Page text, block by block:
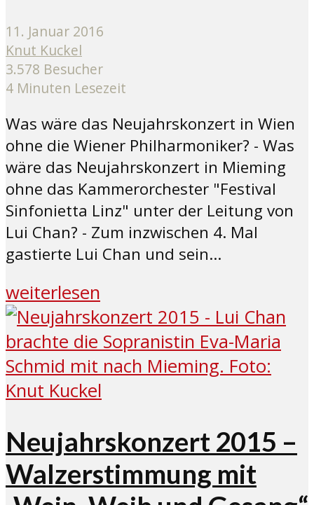
11. Januar 2016
Knut Kuckel
3.578 Besucher
4 Minuten Lesezeit
Was wäre das Neujahrskonzert in Wien
ohne die Wiener Philharmoniker? - Was
wäre das Neujahrskonzert in Mieming
ohne das Kammerorchester "Festival
Sinfonietta Linz" unter der Leitung von
Lui Chan? - Zum inzwischen 4. Mal
gastierte Lui Chan und sein...
weiterlesen
Neujahrskonzert 2015 –
Walzerstimmung mit